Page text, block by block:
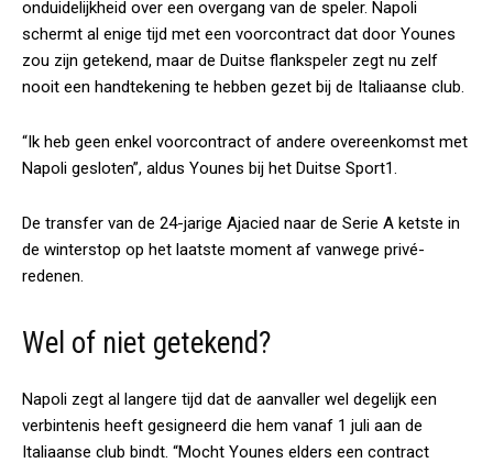
onduidelijkheid over een overgang van de speler. Napoli
schermt al enige tijd met een voorcontract dat door Younes
zou zijn getekend, maar de Duitse flankspeler zegt nu zelf
nooit een handtekening te hebben gezet bij de Italiaanse club.
“Ik heb geen enkel voorcontract of andere overeenkomst met
Napoli gesloten”, aldus Younes bij het Duitse Sport1.
De transfer van de 24-jarige Ajacied naar de Serie A ketste in
de winterstop op het laatste moment af vanwege privé-
redenen.
Wel of niet getekend?
Napoli zegt al langere tijd dat de aanvaller wel degelijk een
verbintenis heeft gesigneerd die hem vanaf 1 juli aan de
Italiaanse club bindt. “Mocht Younes elders een contract